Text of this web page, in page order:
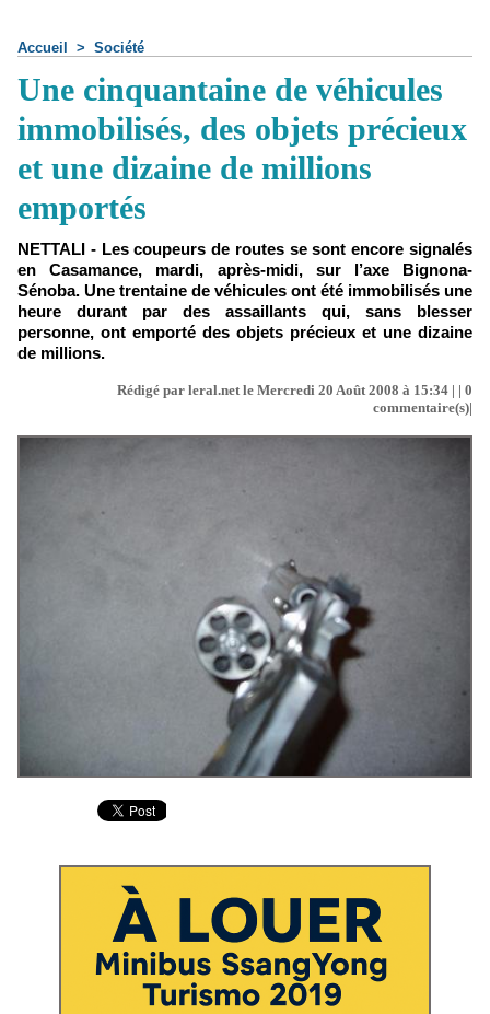
Accueil > Société
Une cinquantaine de véhicules
immobilisés, des objets précieux
et une dizaine de millions
emportés
NETTALI - Les coupeurs de routes se sont encore signalés
en Casamance, mardi, après-midi, sur l’axe Bignona-
Sénoba. Une trentaine de véhicules ont été immobilisés une
heure durant par des assaillants qui, sans blesser
personne, ont emporté des objets précieux et une dizaine
de millions.
Rédigé par leral.net le Mercredi 20 Août 2008 à 15:34 | | 0
commentaire(s)|